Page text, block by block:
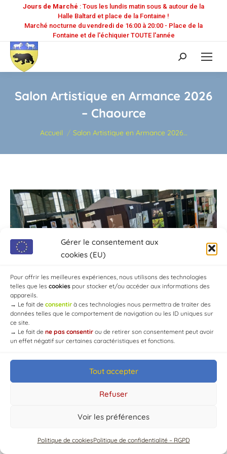
Gérer le consentement aux
cookies (EU)
Pour offrir les meilleures expériences, nous utilisons des technologies
telles que les cookies pour stocker et/ou accéder aux informations des
appareils.
→ Le fait de consentir à ces technologies nous permettra de traiter des
données telles que le comportement de navigation ou les ID uniques sur
ce site.
→ Le fait de ne pas consentir ou de retirer son consentement peut avoir
un effet négatif sur certaines caractéristiques et fonctions.
Tout accepter
Refuser
Voir les préférences
Politique de cookiesPolitique de confidentialité – RGPD
Jours de Marché : Tous les lundis matin sous & autour de la
Halle Baltard et place de la Fontaine !
Marché nocturne du vendredi de 16:00 à 20:00 - Place de la
Fontaine et de l'échiquier TOUTE l'année
Recherche
:
Salon Artistique en Armance 2026
– Chaource
Vous êtes ici :
Accueil Salon Artistique en Armance 2026…
© Mairie de Chaource [2004-2024] | Tous droits réservés.
Developed byWEB3-DESIGN